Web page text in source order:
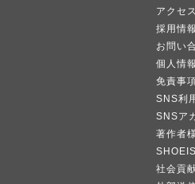
アクセス
採用情報
お問い
個人情
免責事
SNS利
SNSア
著作者
社会貢